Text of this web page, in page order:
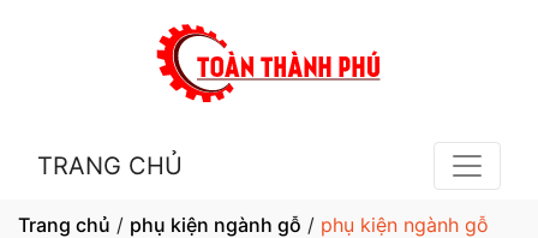
TRANG CHỦ
Trang chủ / phụ kiện ngành gỗ / phụ kiện ngành gỗ